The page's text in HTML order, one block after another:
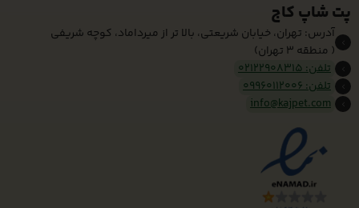
پت شاپ کاج
آدرس: تهران، خیابان شریعتی، بالا تر از میرداماد، کوچه شریفی
( منطقه 3 تهران)
تلفن: 02122908315
تلفن: 09960112006
info@kajpet.com